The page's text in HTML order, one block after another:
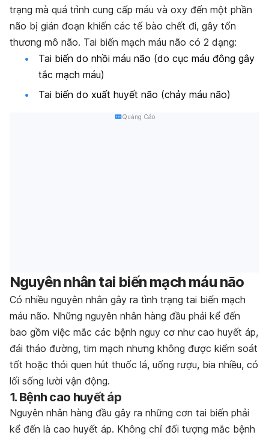
trạng mà quá trình cung cấp máu và oxy đến một phần
não bị gián đoạn khiến các tế bào chết đi, gây tổn
thương mô não. Tai biến mạch máu não có 2 dạng:
Tai biến do nhồi máu não (do cục máu đông gây
tắc mạch máu)
Tai biến do xuất huyết não (chảy máu não)
Quảng Cáo
Nguyên nhân tai biến mạch máu não
Có nhiều nguyên nhân gây ra tình trạng tai biến mạch
máu não. Những nguyên nhân hàng đầu phải kể đến
bao gồm việc mắc các bệnh nguy cơ như cao huyết áp,
đái tháo đường, tim mạch nhưng không được kiểm soát
tốt hoặc thói quen hút thuốc lá, uống rượu, bia nhiều, có
lối sống lười vận động.
1. Bệnh cao huyết áp
Nguyên nhân hàng đầu gây ra những cơn tai biến phải
kể đến là cao huyết áp. Không chỉ đối tượng mắc bệnh